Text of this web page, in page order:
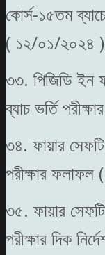
কোর্স-১৫তম
( ১২/০১/২০২৪ )
৩৩. পিজিডি ইন
ব্যাচ ভর্তি
৩৪. ফায়ার
পরীক্ষার
৩৫. ফায়ার
পরীক্ষার দিক